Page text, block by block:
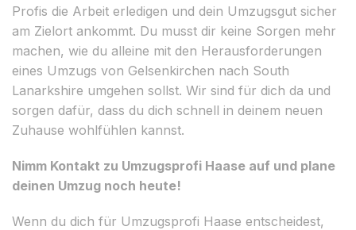
Profis die Arbeit erledigen und dein Umzugsgut sicher
am Zielort ankommt. Du musst dir keine Sorgen mehr
machen, wie du alleine mit den Herausforderungen
eines Umzugs von Gelsenkirchen nach South
Lanarkshire umgehen sollst. Wir sind für dich da und
sorgen dafür, dass du dich schnell in deinem neuen
Zuhause wohlfühlen kannst.
Nimm Kontakt zu Umzugsprofi Haase auf und plane
deinen Umzug noch heute!
Wenn du dich für Umzugsprofi Haase entscheidest,